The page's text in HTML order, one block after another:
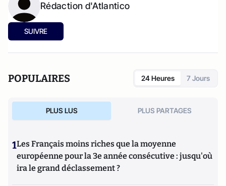
Rédaction d'Atlantico
SUIVRE
POPULAIRES 24 Heures 7 Jours
PLUS LUS PLUS PARTAGES
1Les Français moins riches que la moyenne
européenne pour la 3e année consécutive : jusqu'où
ira le grand déclassement ?